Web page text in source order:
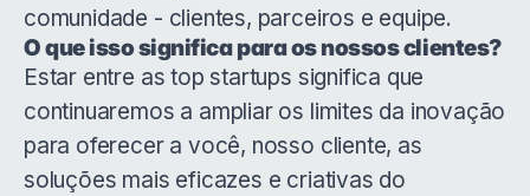
comunidade - clientes, parceiros e equipe.
O que isso significa para os nossos clientes?
Estar entre as top startups significa que
continuaremos a ampliar os limites da inovação
para oferecer a você, nosso cliente, as
soluções mais eficazes e criativas do